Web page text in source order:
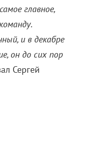
главное,
и в декабре
он до сих пор
Сергей